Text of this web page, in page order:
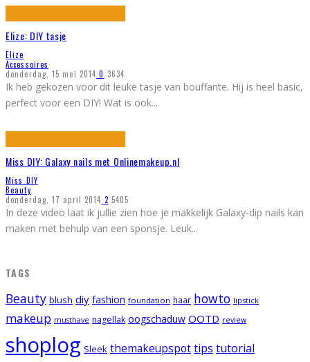
Elize: DIY tasje
Elize
Accessoires
donderdag, 15 mei 2014 0 3634
Ik heb gekozen voor dit leuke tasje van bouffante. Hij is heel basic,
perfect voor een DIY! Wat is ook...
Miss DIY: Galaxy nails met Onlinemakeup.nl
Miss DIY
Beauty
donderdag, 17 april 2014 2 5405
In deze video laat ik jullie zien hoe je makkelijk Galaxy-dip nails kan
maken met behulp van een sponsje. Leuk...
TAGS
Beauty blush diy fashion foundation haar howto lipstick
makeup musthave nagellak oogschaduw OOTD review
shoplog Sleek themakeupspottips tutorial